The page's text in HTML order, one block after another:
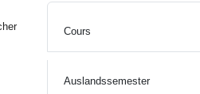
Cours
Auslandssemester